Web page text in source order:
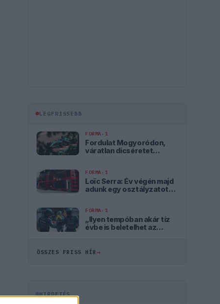
LEGFRISSEBB
FORMA-1
Fordulat Mogyoródon,
váratlan dicséretet
FORMA-1
Loïc Serra: Év végén majd
adunk egy osztályzatot
FORMA-1
„Ilyen tempóban akár tíz
évbe is beletelhet az
ÖSSZES FRISS HÍR→
HIRDETÉS